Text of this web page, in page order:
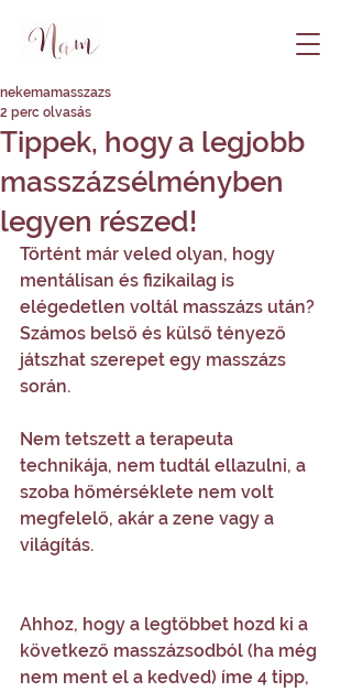
Tippek, hogy a legjobb
masszázsélményben
legyen részed!
nekemamasszazs
2 perc olvasás
Történt már veled olyan, hogy
mentálisan és fizikailag is
elégedetlen voltál masszázs után?
Számos belső és külső tényező
játszhat szerepet egy masszázs
során.
Nem tetszett a terapeuta
technikája, nem tudtál ellazulni, a
szoba hőmérséklete nem volt
megfelelő, akár a zene vagy a
világítás.
Ahhoz, hogy a legtöbbet hozd ki a
következő masszázsodból (ha még
nem ment el a kedved) íme 4 tipp,